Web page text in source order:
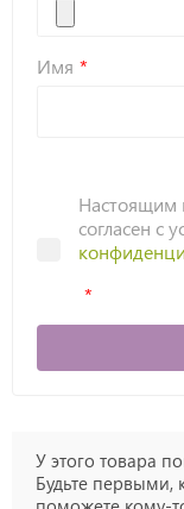
Имя
Настоящим
согласен с
У этого товара
Будьте первыми,